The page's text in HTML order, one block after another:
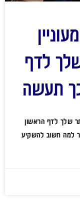
לדף
תעשה
שלך לדף הראשון
למה חשוב להשקיע